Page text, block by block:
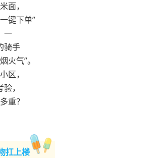
面，
键下单”
一
骑手
火气”。
区，
，
重？
扛上楼